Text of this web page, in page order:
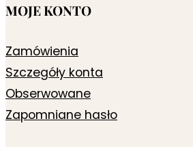
MOJE KONTO
Zamówienia
Szczegóły konta
Obserwowane
Zapomniane hasło